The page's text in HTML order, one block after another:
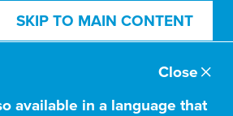
SKIP TO MAIN CONTENT
available in a language that
Close